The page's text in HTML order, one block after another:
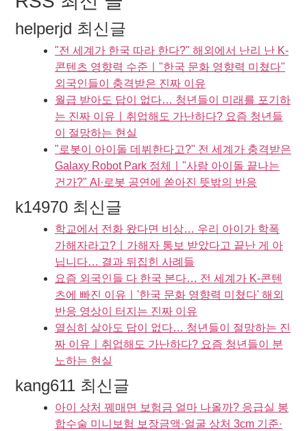
helperjd 최신글
"전 세계가 한국 따라 한다?" 해외에서 난리 난 K-
콘텐츠 영향력 수준ㅣ"한국 문화 영향력 미쳤다"
외국인들이 충격받은 진짜 이유
월급 받아도 답이 없다… 청년들이 미래를 포기하
는 진짜 이유ㅣ취업해도 가난하다? 요즘 청년들
이 절망하는 현실
"로봇이 아이돌 데뷔한다고?" 전 세계가 충격받은
Galaxy Robot Park 정체ㅣ"사람 아이돌 끝나는
건가?" AI·로봇 공연에 쏟아진 뜻밖의 반응
k14970 최신글
학교에서 전화 왔다면 비상… 우리 아이가 학폭
가해자라고?ㅣ가해자 통보 받았다고 끝난 게 아
닙니다… 결과 뒤집힌 사례들
요즘 외국인들 다 한국 본다… 전 세계가 K-콘텐
츠에 빠진 이유ㅣ'한국 문화 영향력 미쳤다' 해외
반응 영상이 터지는 진짜 이유
열심히 살아도 답이 없다… 청년들이 절망하는 진
짜 이유ㅣ취업해도 가난하다? 요즘 청년들이 분
노하는 현실
kang611 최신글
아이 상처 꿰매면 보험금 얼마 나올까? 응급실 봉
합수술 미니보험 보장금액·얼굴 상처 3cm 기준·